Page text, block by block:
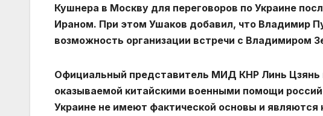
Кушнера в Москву для переговоров по Украине
Ираном. При этом Ушаков добавил, что Владимир
возможность организации встречи с Владимиром
Официальный представитель МИД КНР Линь Цзянь
оказываемой китайскими военными помощи
Украине не имеют фактической основы и являются